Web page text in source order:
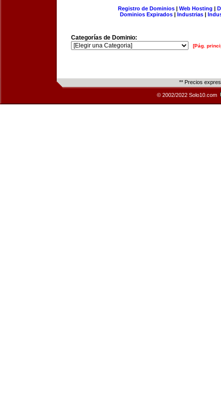
Registro de Dominios| Web Hosting |
Dominios Expirados | Industrias |
Categorías de Dominio:
[Pág.
** Precios
© 2002/2022 Solo10.com